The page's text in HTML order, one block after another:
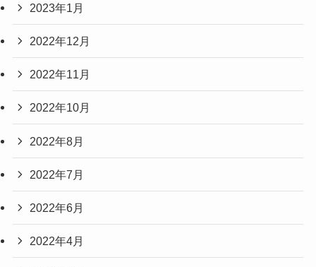
2023年1月
2022年12月
2022年11月
2022年10月
2022年8月
2022年7月
2022年6月
2022年4月